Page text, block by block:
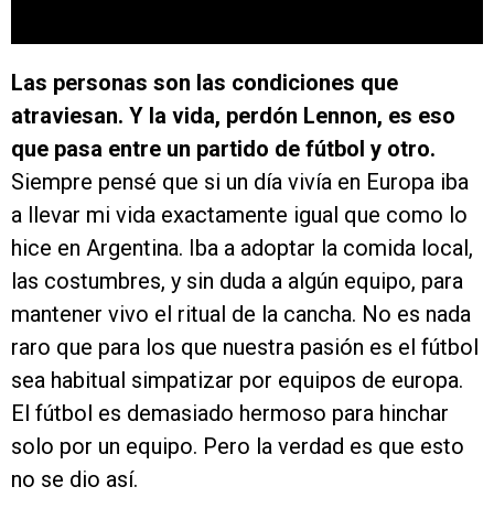
Las personas son las condiciones que
atraviesan. Y la vida, perdón Lennon, es eso
que pasa entre un partido de fútbol y otro.
Siempre pensé que si un día vivía en Europa iba
a llevar mi vida exactamente igual que como lo
hice en Argentina. Iba a adoptar la comida local,
las costumbres, y sin duda a algún equipo, para
mantener vivo el ritual de la cancha. No es nada
raro que para los que nuestra pasión es el fútbol
sea habitual simpatizar por equipos de europa.
El fútbol es demasiado hermoso para hinchar
solo por un equipo. Pero la verdad es que esto
no se dio así.